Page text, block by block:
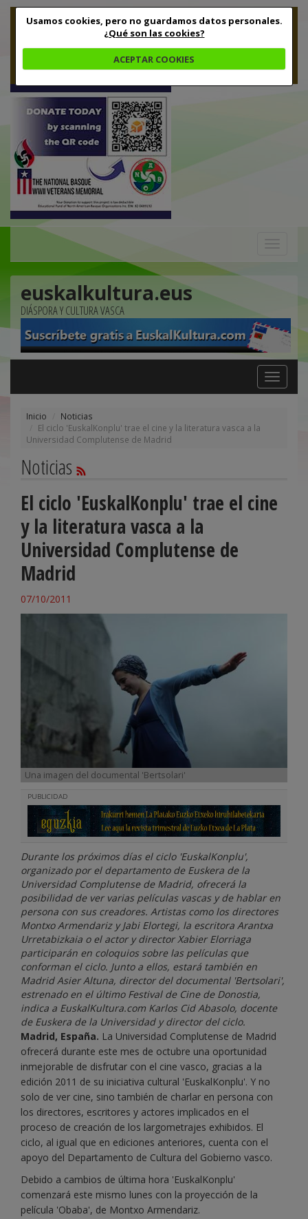
Usamos cookies, pero no guardamos datos personales.
¿Qué son las cookies?
ACEPTAR COOKIES
euskalkultura.eus
DIÁSPORA Y CULTURA VASCA
Toggle
navigation
Inicio
Noticias
El ciclo 'EuskalKonplu' trae el cine y la literatura vasca a la
Universidad Complutense de Madrid
Noticias
El ciclo 'EuskalKonplu' trae el cine
y la literatura vasca a la
Universidad Complutense de
Madrid
07/10/2011
Una imagen del documental 'Bertsolari'
PUBLICIDAD
Durante los próximos días el ciclo 'EuskalKonplu',
organizado por el departamento de Euskera de la
Universidad Complutense de Madrid, ofrecerá la
posibilidad de ver varias películas vascas y de hablar en
persona con sus creadores. Artistas como los directores
Montxo Armendariz y Jabi Elortegi, la escritora Arantxa
Urretabizkaia o el actor y director Xabier Elorriaga
participarán en coloquios sobre las películas que
conforman el ciclo. Junto a ellos, estará también en
Madrid Asier Altuna, director del documental 'Bertsolari',
estrenado en el último Festival de Cine de Donostia,
indica a EuskalKultura.com Karlos Cid Abasolo, docente
de Euskera de la Universidad y director del ciclo.
Madrid, España. La Universidad Complutense de Madrid
ofrecerá durante este mes de octubre una oportunidad
inmejorable de disfrutar con el cine vasco, gracias a la
edición 2011 de su iniciativa cultural 'EuskalKonplu'. Y no
solo de ver cine, sino también de charlar en persona con
los directores, escritores y actores implicados en el
proceso de creación de los largometrajes exhibidos. El
ciclo, al igual que en ediciones anteriores, cuenta con el
apoyo del Departamento de Cultura del Gobierno vasco.
Debido a cambios de última hora 'EuskalKonplu'
comenzará este mismo lunes con la proyección de la
película 'Obaba', de Montxo Armendariz.